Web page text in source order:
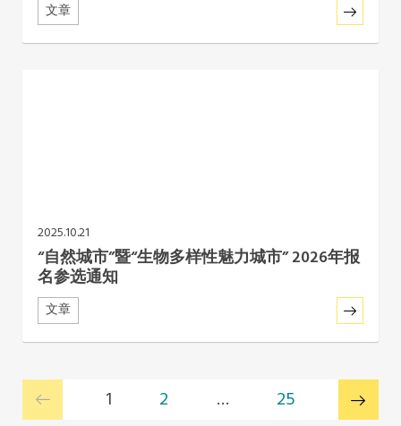
文章
2025.10.21
“自然城市”暨“生物多样性魅力城市” 2026年报
名参选通知
文章
1 2 … 25